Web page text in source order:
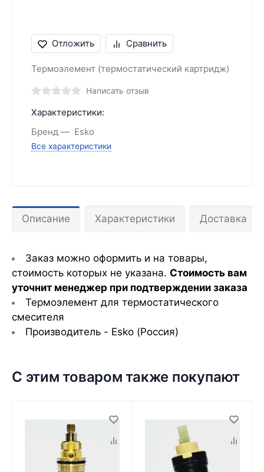
Отложить Сравнить
Термоэлемент (термостатический картридж)
Написать отзыв
Характеристики:
Бренд
Esko
Все характеристики
Описание Характеристики Доставка
Заказ можно оформить и на товары,
стоимость которых не указана. Стоимость вам
уточнит менеджер при подтверждении заказа
Термоэлемент для термостатического
смесителя
Производитель - Esko (Россия)
С этим товаром также покупают